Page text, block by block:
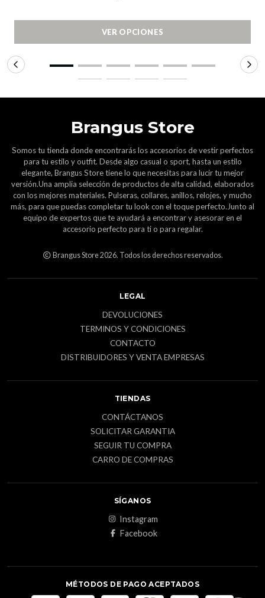
VER OPCIONES
Brangus Store
Somos tu tienda donde encontrarás los accesorios de vestir perfectos
para tu estilo y outfit. Desde algo casual o sport, hasta un estilo
elegante, Brangus Store tiene lo que necesitas para lucir tu mejor
versión.Una amplia selección de productos de alta calidad, elaborados
con los mejores materiales. Pulseras, collares, anillos, relojes, y mucho
más, para que puedas completar tu look con el toque perfecto.Junto al
equipo de expertos que te ayudará a encontrar y asesorar en el
accesorio perfecto para ti o para regalar.
Brangus Store 2026. Todos los derechos reservados.
LEGAL
DEVOLUCIONES
TERMINOS Y CONDICIONES
CONTACTO
DISTRIBUIDORES Y VENTA EMPRESAS
TIENDAS
CONTÁCTANOS
SOLICITAR GARANTIA
SEGUIR TU COMPRA
CARRO DE COMPRAS
SÍGANOS
Instagram
Facebook
MÉTODOS DE PAGO ACEPTADOS